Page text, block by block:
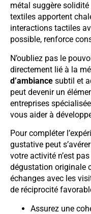
métal suggère
textiles apportent
interactions tactiles
possible, renforce
N’oubliez pas le
directement lié à la
d’ambiance subtil et
peut devenir un
entreprises
vous aider à
Pour compléter
gustative peut
votre activité n’est
dégustation originale
échanges avec les
de réciprocité
Assurez une